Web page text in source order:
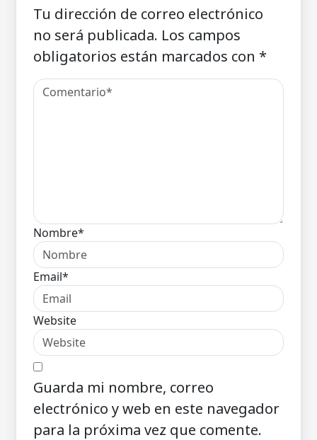
Tu dirección de correo electrónico
no será publicada. Los campos
obligatorios están marcados con *
Nombre*
Email*
Website
Guarda mi nombre, correo
electrónico y web en este navegador
para la próxima vez que comente.